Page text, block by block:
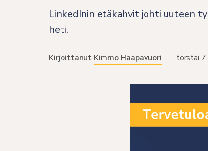
LinkedInin etäkahvit johti uuteen
heti.
Kirjoittanut Kimmo Haapavuori torstai